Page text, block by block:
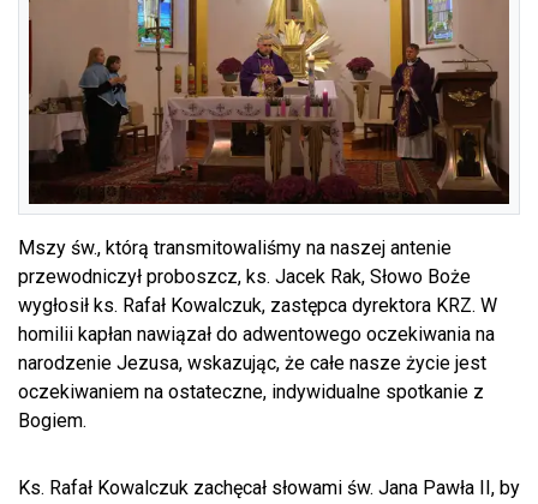
Mszy św., którą transmitowaliśmy na naszej antenie
przewodniczył proboszcz, ks. Jacek Rak, Słowo Boże
wygłosił ks. Rafał Kowalczuk, zastępca dyrektora KRZ. W
homilii kapłan nawiązał do adwentowego oczekiwania na
narodzenie Jezusa, wskazując, że całe nasze życie jest
oczekiwaniem na ostateczne, indywidualne spotkanie z
Bogiem.
Ks. Rafał Kowalczuk zachęcał słowami św. Jana Pawła II, by